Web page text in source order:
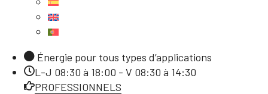
Énergie pour tous types d’applications
L-J 08:30 à 18:00 - V 08:30 à 14:30
PROFESSIONNELS